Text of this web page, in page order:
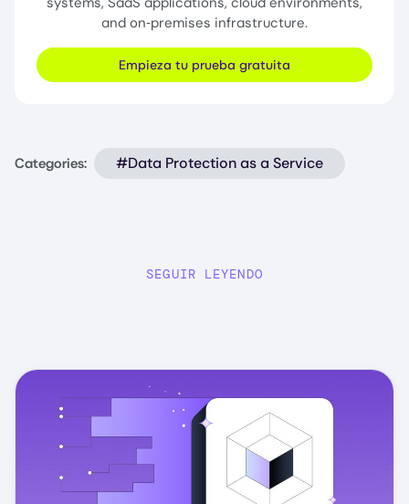
and on‑premises infrastructure.
Empieza tu prueba gratuita
Categories: #Data Protection as a Service
SEGUIR LEYENDO